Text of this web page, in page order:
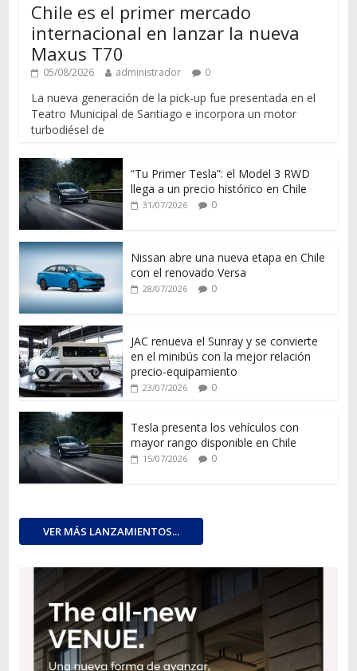
Chile es el primer mercado
internacional en lanzar la nueva
Maxus T70
05/08/2026 administrador 0
La nueva generación de la pick-up fue presentada en el
Teatro Municipal de Santiago e incorpora un motor
turbodiésel de
“Tu Primer Tesla”: el Model 3 RWD
llega a un precio histórico en Chile
31/07/2026 0
Nissan abre una nueva etapa en Chile
con el renovado Versa
28/07/2026 0
JAC renueva el Sunray y se convierte
en el minibús con la mejor relación
precio-equipamiento
23/07/2026 0
Tesla presenta los vehículos con
mayor rango disponible en Chile
15/07/2026 0
VER MÁS LANZAMIENTOS...